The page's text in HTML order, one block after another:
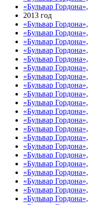
«Бульвар
2013 год
«Бульвар
«Бульвар
«Бульвар
«Бульвар
«Бульвар
«Бульвар
«Бульвар
«Бульвар
«Бульвар
«Бульвар
«Бульвар
«Бульвар
«Бульвар
«Бульвар
«Бульвар
«Бульвар
«Бульвар
«Бульвар
«Бульвар
«Бульвар
«Бульвар